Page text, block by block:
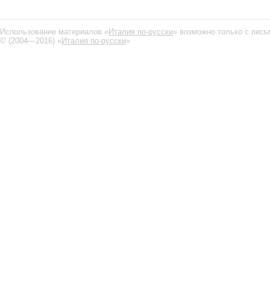
Использование материалов «Италия по-русски» возможно только с
© (2004—2016) «Италия по-русски»